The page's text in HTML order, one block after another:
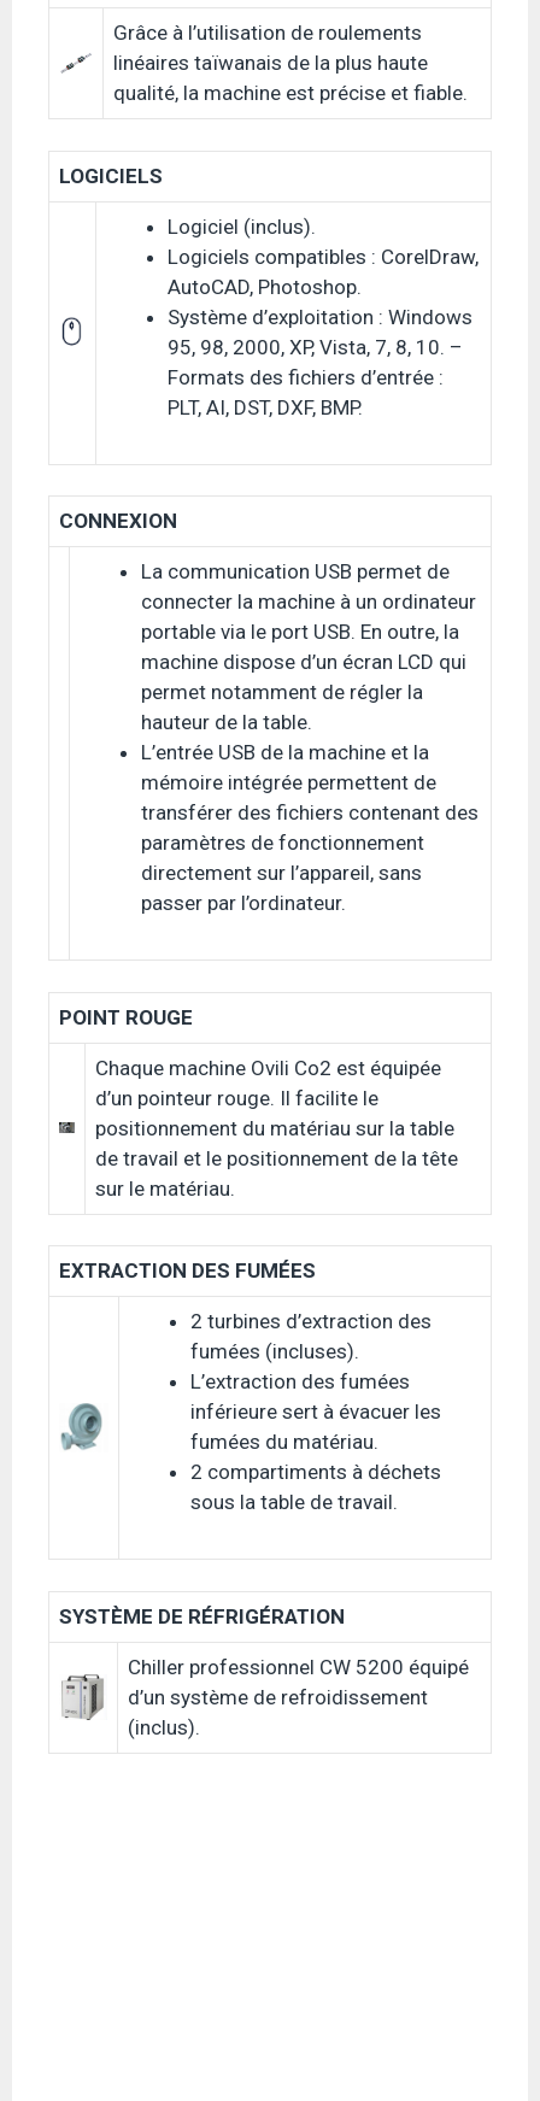
Grâce à l’utilisation de roulements
linéaires taïwanais de la plus haute
qualité, la machine est précise et fiable.
LOGICIELS
Logiciel (inclus).
Logiciels compatibles : CorelDraw,
AutoCAD, Photoshop.
Système d’exploitation : Windows
95, 98, 2000, XP, Vista, 7, 8, 10. –
Formats des fichiers d’entrée :
PLT, AI, DST, DXF, BMP.
CONNEXION
La communication USB permet de
connecter la machine à un ordinateur
portable via le port USB. En outre, la
machine dispose d’un écran LCD qui
permet notamment de régler la
hauteur de la table.
L’entrée USB de la machine et la
mémoire intégrée permettent de
transférer des fichiers contenant des
paramètres de fonctionnement
directement sur l’appareil, sans
passer par l’ordinateur.
POINT ROUGE
Chaque machine Ovili Co2 est équipée
d’un pointeur rouge. Il facilite le
positionnement du matériau sur la table
de travail et le positionnement de la tête
sur le matériau.
EXTRACTION DES FUMÉES
2 turbines d’extraction des
fumées (incluses).
L’extraction des fumées
inférieure sert à évacuer les
fumées du matériau.
2 compartiments à déchets
sous la table de travail.
SYSTÈME DE RÉFRIGÉRATION
Chiller professionnel CW 5200 équipé
d’un système de refroidissement
(inclus).